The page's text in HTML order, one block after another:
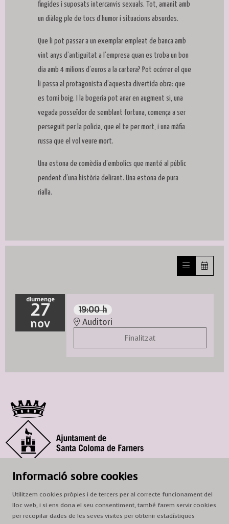
fingides i suposats intercanvis sexuals. Tot, amanit amb
un diàleg ple de tocs d’humor i situacions absurdes.
Que li pot passar a un exemplar empleat de banca amb
vint anys d’antiguitat a l’empresa quan es troba un bon
dia amb 4 milions d’euros a la cartera? Pot ocórrer el que
li passa al protagonista d’aquesta divertida obra: que
es torni boig. I la bogeria pot anar en augment si, una
vegada posseïdor de semblant fortuna, comença a ser
perseguit per la policia, que el te per mort, i una màfia
russa que el vol veure mort.
Una estona de comèdia d’embolics que manté al públic
pendent d’una història delirant. Una estona de pura
rialla.
diumenge
27
nov
19:00 h
Auditori
Finalitzat
© Ajuntament de Santa Coloma de Farners
: de dilluns a dissabte, de 9 a 13 h.
Adreça: c. del Prat, 16, 17430 Santa Coloma de Farners
Informació sobre cookies
Utilitzem cookies pròpies i de tercers per al correcte funcionament del
lloc web, i si ens dona el seu consentiment, també farem servir cookies
per recopilar dades de les seves visites per obtenir estadístiques